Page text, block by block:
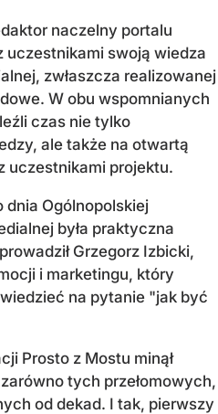
naczelny portalu
uczestnikami swoją wiedza
zwłaszcza realizowanej
W obu wspomnianych
czas nie tylko
ale także na otwartą
uczestnikami projektu.
Ogólnopolskiej
była praktyczna
Grzegorz Izbicki,
i marketingu, który
na pytanie "jak być
Prosto z Mostu minął
tych przełomowych,
od dekad. I tak, pierwszy